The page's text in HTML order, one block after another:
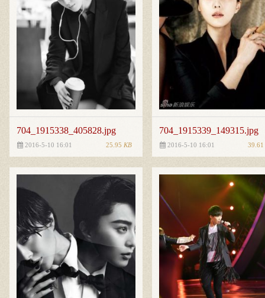
704_1915338_405828.jpg
2016-5-10 16:01 25.95 KB
704_1915339_149315.jpg
2016-5-10 16:01 39.61